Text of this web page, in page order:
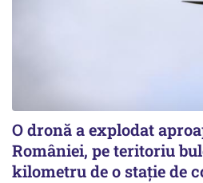
O dronă a explodat
României, pe teritoriu
kilometru de o stație de